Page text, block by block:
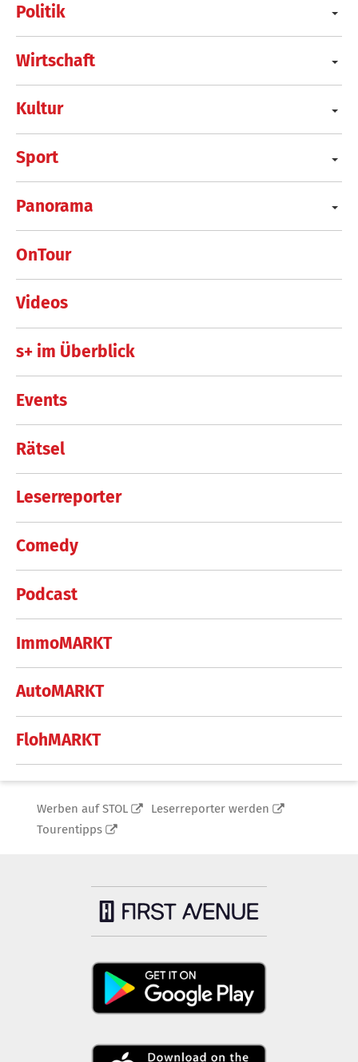
Politik
Wirtschaft
Kultur
Sport
Panorama
OnTour
Videos
s+ im Überblick
Events
Rätsel
Leserreporter
Comedy
Podcast
ImmoMARKT
AutoMARKT
FlohMARKT
Werben auf STOL
Leserreporter werden
Tourentipps